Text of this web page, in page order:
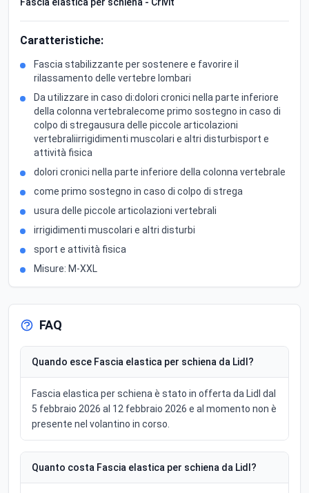
Fascia elastica per schiena - Crivit
Caratteristiche:
Fascia stabilizzante per sostenere e favorire il
rilassamento delle vertebre lombari
Da utilizzare in caso di:dolori cronici nella parte inferiore
della colonna vertebralecome primo sostegno in caso di
colpo di stregausura delle piccole articolazioni
vertebraliirrigidimenti muscolari e altri disturbisport e
attività fisica
dolori cronici nella parte inferiore della colonna vertebrale
come primo sostegno in caso di colpo di strega
usura delle piccole articolazioni vertebrali
irrigidimenti muscolari e altri disturbi
sport e attività fisica
Misure: M-XXL
FAQ
Quando esce Fascia elastica per schiena da Lidl?
Fascia elastica per schiena è stato in offerta da Lidl dal
5 febbraio 2026 al 12 febbraio 2026 e al momento non è
presente nel volantino in corso.
Quanto costa Fascia elastica per schiena da Lidl?